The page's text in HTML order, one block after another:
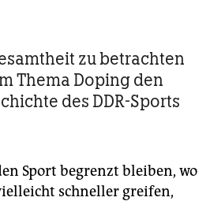
zu betrachten
Thema Doping den
des DDR-Sports
Sport begrenzt bleiben, wo
schneller greifen,